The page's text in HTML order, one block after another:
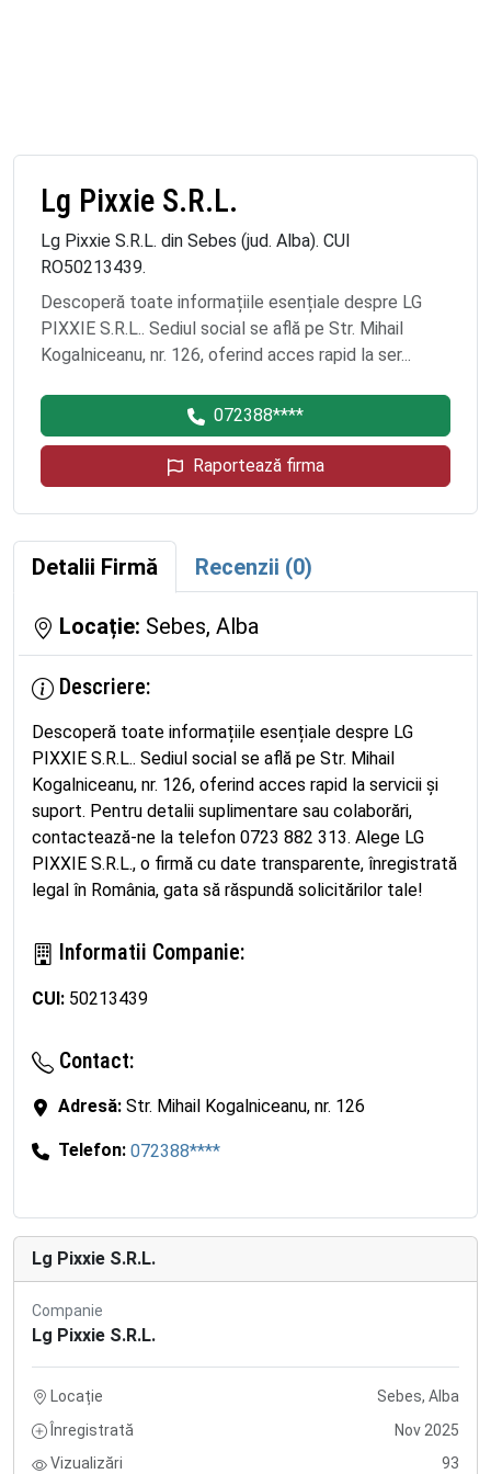
Lg Pixxie S.R.L.
Lg Pixxie S.R.L. din Sebes (jud. Alba). CUI
RO50213439.
Descoperă toate informațiile esențiale despre LG
PIXXIE S.R.L.. Sediul social se află pe Str. Mihail
Kogalniceanu, nr. 126, oferind acces rapid la ser...
072388****
Raportează firma
Detalii Firmă Recenzii (0)
Locație: Sebes, Alba
Descriere:
Descoperă toate informațiile esențiale despre LG
PIXXIE S.R.L.. Sediul social se află pe Str. Mihail
Kogalniceanu, nr. 126, oferind acces rapid la servicii și
suport. Pentru detalii suplimentare sau colaborări,
contactează-ne la telefon 0723 882 313. Alege LG
PIXXIE S.R.L., o firmă cu date transparente, înregistrată
legal în România, gata să răspundă solicitărilor tale!
Informatii Companie:
CUI: 50213439
Contact:
Adresă: Str. Mihail Kogalniceanu, nr. 126
Telefon: 072388****
Lg Pixxie S.R.L.
Companie
Lg Pixxie S.R.L.
Locație
Sebes, Alba
Înregistrată
Nov 2025
Vizualizări
93